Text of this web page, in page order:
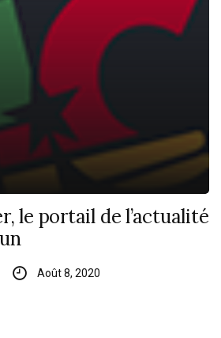
le portail de l’actualité
Août 8, 2020